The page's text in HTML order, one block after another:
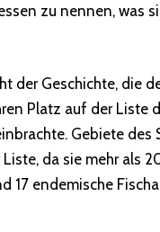
zu nennen, was
der Geschichte, die
Platz auf der Liste
Gebiete des
da sie mehr als
17 endemische